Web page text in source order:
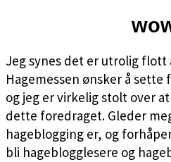
Jeg synes det er utrolig flott
Hagemessen ønsker å sette
og jeg er virkelig stolt over
dette foredraget. Gleder
hageblogging er, og
bli hageblogglesere og